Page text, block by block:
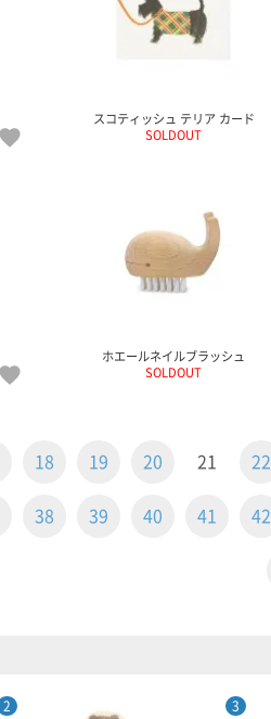
スコティッシュ テリア カード
SOLDOUT
ホエールネイルブラッシュ
SOLDOUT
18 19 20 21 22
38 39 40 41 42